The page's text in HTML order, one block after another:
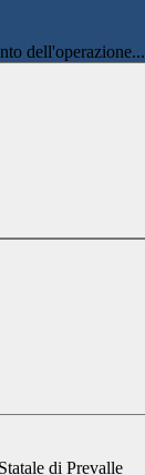
dell'operazione...